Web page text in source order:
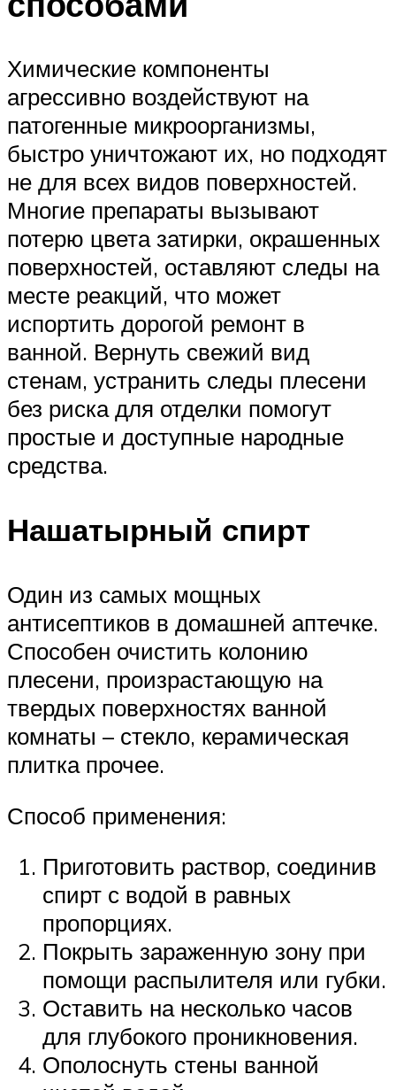
Химические компоненты
агрессивно воздействуют на
патогенные микроорганизмы,
быстро уничтожают их, но подходят
не для всех видов поверхностей.
Многие препараты вызывают
потерю цвета затирки, окрашенных
поверхностей, оставляют следы на
месте реакций, что может
испортить дорогой ремонт в
ванной. Вернуть свежий вид
стенам, устранить следы плесени
без риска для отделки помогут
простые и доступные народные
средства.
Нашатырный спирт
Один из самых мощных
антисептиков в домашней аптечке.
Способен очистить колонию
плесени, произрастающую на
твердых поверхностях ванной
комнаты – стекло, керамическая
плитка прочее.
Способ применения:
Приготовить раствор, соединив
спирт с водой в равных
пропорциях.
Покрыть зараженную зону при
помощи распылителя или губки.
Оставить на несколько часов
для глубокого проникновения.
Ополоснуть стены ванной